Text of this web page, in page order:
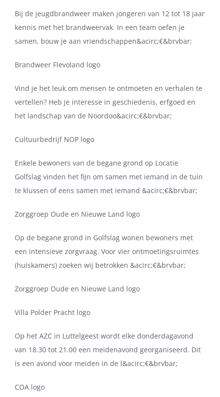
Bij de jeugdbrandweer maken jongeren van 12 tot 18 jaar
kennis met het brandweervak. In een team oefen je
samen, bouw je aan vriendschappen&acirc;€&brvbar;
Brandweer Flevoland logo
Vind je het leuk om mensen te ontmoeten en verhalen te
vertellen? Heb je interesse in geschiedenis, erfgoed en
het landschap van de Noordoo&acirc;€&brvbar;
Cultuurbedrijf NOP logo
Enkele bewoners van de begane grond op Locatie
Golfslag vinden het fijn om samen met iemand in de tuin
te klussen of eens samen met iemand &acirc;€&brvbar;
Zorggroep Oude en Nieuwe Land logo
Op de begane grond in Golfslag wonen bewoners met
een intensieve zorgvraag. Voor vier ontmoetingsruimtes
(huiskamers) zoeken wij betrokken &acirc;€&brvbar;
Zorggroep Oude en Nieuwe Land logo
Villa Polder Pracht logo
Op het AZC in Luttelgeest wordt elke donderdagavond
van 18.30 tot 21.00 een meidenavond georganiseerd. Dit
is een avond voor meiden in de l&acirc;€&brvbar;
COA logo